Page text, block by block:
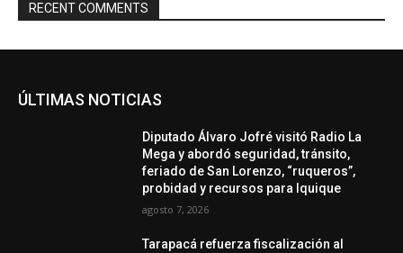
RECENT COMMENTS
ÚLTIMAS NOTICIAS
Diputado Álvaro Jofré visitó Radio La
Mega y abordó seguridad, tránsito,
feriado de San Lorenzo, “ruqueros”,
probidad y recursos para Iquique
agosto 7, 2026
Tarapacá refuerza fiscalización al